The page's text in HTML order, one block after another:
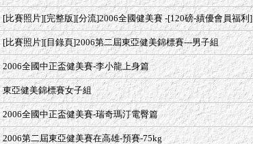
[比賽照片][完整版][分流]2006全國健美賽 -[120磅-績優會員福利]
[比賽照片][目錄頁]2006第二屆東亞健美錦標賽---男子組
2006全國中正盃健美賽-李小龍上身篇
東亞健美錦標賽女子組
2006全國中正盃健美賽-瑞奇瑪汀電臀篇
2006第二屆東亞健美賽在高雄-預賽-75kg